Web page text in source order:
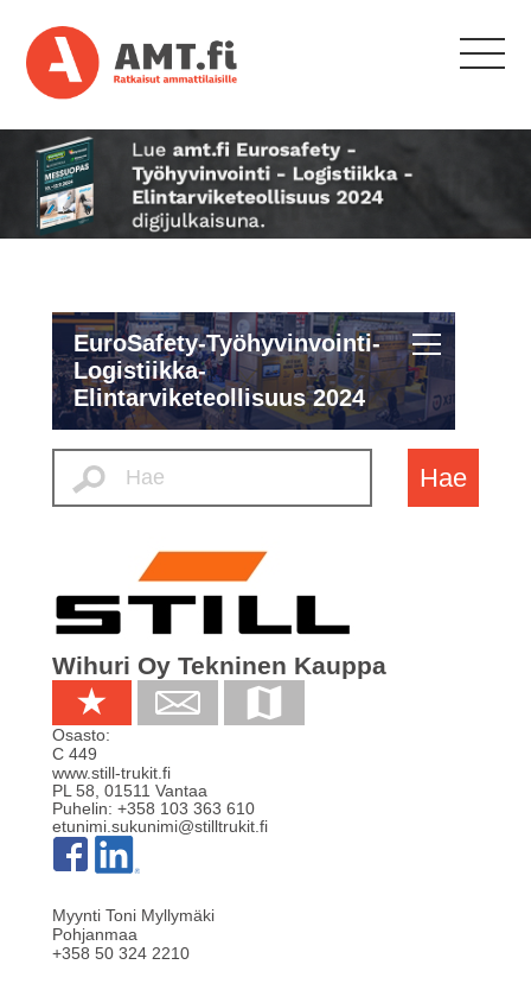
EuroSafety-Työhyvinvointi-
Logistiikka-
Elintarviketeollisuus 2024
Hae
Wihuri Oy Tekninen Kauppa
Osasto:
C 449
www.still-trukit.fi
PL 58 01511 Vantaa
Puhelin: +358 103 363 610
etunimi.sukunimi@stilltrukit.fi
Myynti Toni Myllymäki
Pohjanmaa
+358 50 324 2210